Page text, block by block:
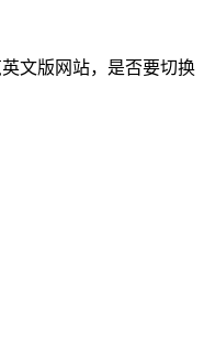
文版网站，是否要切换